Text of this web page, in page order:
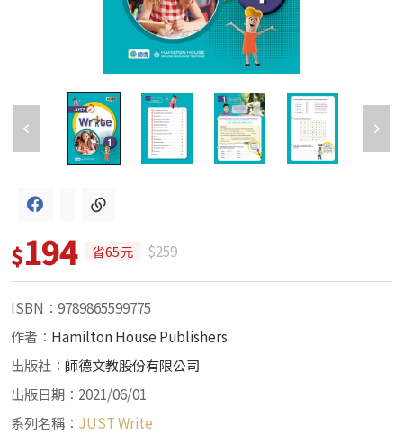
$194 省65元 $259
ISBN：9789865599775
作者： Hamilton House Publishers
出版社： 師德文教股份有限公司
出版日期：2021/06/01
系列名稱： JUST Write